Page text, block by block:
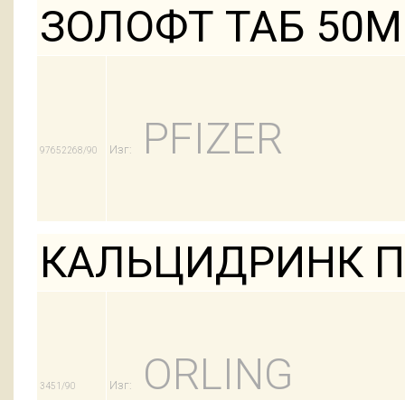
ЗОЛОФТ ТАБ
97652268/90 Изг: PFIZER
КАЛЬЦИДРИНК
3451/90 Изг: ORLING